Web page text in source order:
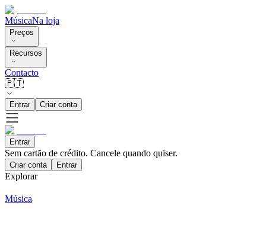
MúsicaNa loja
Preços
Recursos
Contacto
🇵🇹
Entrar Criar conta
Entrar
Sem cartão de crédito. Cancele quando quiser.
Criar conta Entrar
Explorar
Música